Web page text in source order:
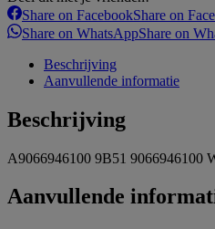
Share on FacebookShare on
Share on WhatsAppShare on
Beschrijving
Aanvullende informatie
Beschrijving
A9066946100 9B51 9066946100
Aanvullende